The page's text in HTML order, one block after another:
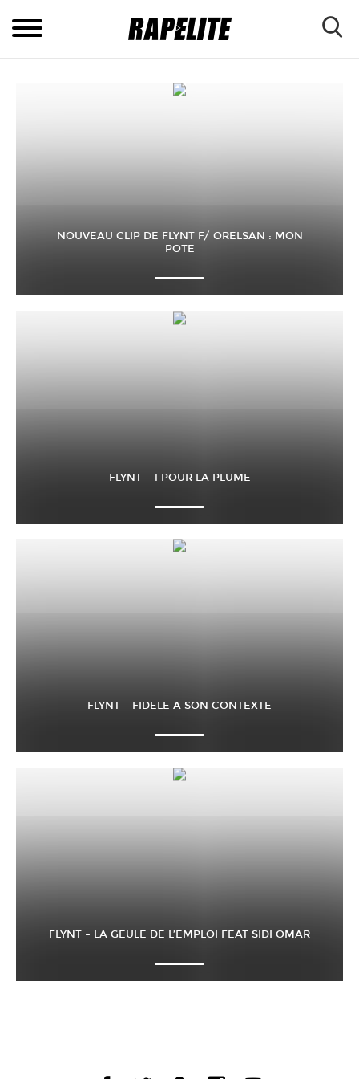
NOUVEAU CLIP DE FLYNT F/ ORELSAN : MON
POTE
FLYNT – 1 POUR LA PLUME
FLYNT – FIDELE A SON CONTEXTE
FLYNT – LA GEULE DE L’EMPLOI FEAT SIDI OMAR